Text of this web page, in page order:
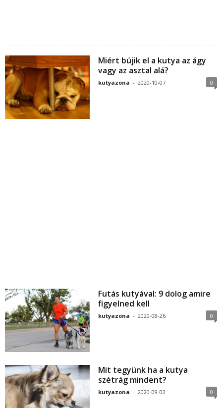
Miért bújik el a kutya az ágy
vagy az asztal alá?
kutyazona - 2020-10-07 0
Futás kutyával: 9 dolog amire
figyelned kell
kutyazona - 2020-08-26 0
Mit tegyünk ha a kutya
szétrág mindent?
kutyazona - 2020-09-02 0